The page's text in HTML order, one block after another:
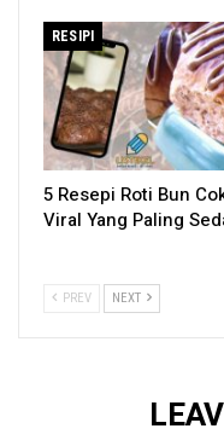
RESIPI
5 Resepi Roti Bun
Viral Yang Paling
PREV NEXT